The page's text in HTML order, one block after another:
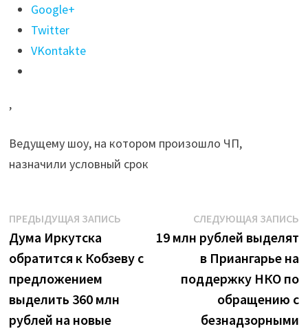
"Фигурантов
уголовного
дела
в
«Гравитация»
в
приговорили
к
колонии"
Google+
Twitter
VKontakte
,
Ведущему шоу, на котором произошло ЧП,
назначили условный срок
Навигация
по
записям
ПРЕДЫДУЩАЯ ЗАПИСЬПредыдущая
запись:
Дума Иркутска
обратится к Кобзеву с
предложением
выделить 360 млн
рублей на новые
СЛЕДУЮЩАЯ ЗАПИСЬ
19 млн рублей выделят
в Приангарье на
поддержку НКО по
обращению с
безнадзорными